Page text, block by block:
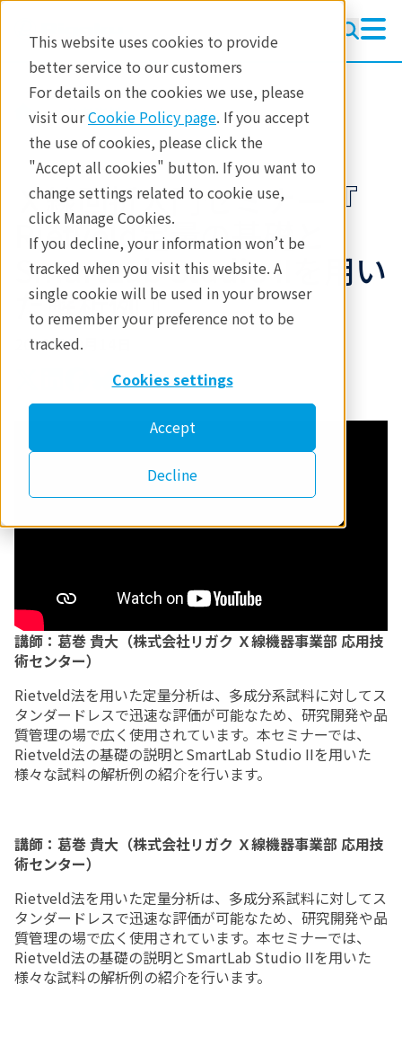
This website uses cookies to provide
better service to our customers
For details on the cookies we use, please
visit ourCookie Policy page. If you accept
the use of cookies, please click the
"Accept all cookies" button. If you want to
change settings related to cookie use,
click Manage Cookies.
If you decline, your information won’t be
tracked when you visit this website. A
single cookie will be used in your browser
to remember your preference not to be
tracked.
Cookies settings
Accept
Decline
参考資料 ウェビナー
Ｘ線回折入門セミナー『
Rietveld定量の基礎と
SmartLab Studio IIを用い
た解析例 』
2022年09月14日
講師：葛巻 貴大（株式会社リガク Ｘ線機器事業部 応用技
術センター）
Rietveld法を用いた定量分析は、多成分系試料に対してス
タンダードレスで迅速な評価が可能なため、研究開発や品
質管理の場で広く使用されています。本セミナーでは、
Rietveld法の基礎の説明とSmartLab Studio IIを用いた
様々な試料の解析例の紹介を行います。
講師：葛巻 貴大（株式会社リガク Ｘ線機器事業部 応用技
術センター）
Rietveld法を用いた定量分析は、多成分系試料に対してス
タンダードレスで迅速な評価が可能なため、研究開発や品
質管理の場で広く使用されています。本セミナーでは、
Rietveld法の基礎の説明とSmartLab Studio IIを用いた
様々な試料の解析例の紹介を行います。